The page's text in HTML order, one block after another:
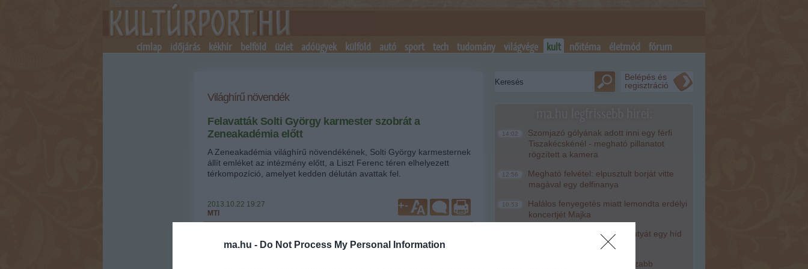
ma.hu - Do Not Process My Personal Information
címlap időjárás kékhír belföld üzlet adóügyek külföld autó sport tech tudomány világvége kult nőitéma életmód fórum
Világhírű növendék
Felavatták Solti György karmester szobrát a
Zeneakadémia előtt
A Zeneakadémia világhírű növendékének, Solti György karmesternek
állít emléket az intézmény előtt, a Liszt Ferenc téren elhelyezett
térkompozíció, amelyet kedden délután avattak fel.
2013.10.22 19:27
MTI
+-
Belépés és
regisztráció
ma.hu legfrissebb hírei:
14:02
Szomjazó gólyának adott inni egy férfi
Tiszakécskénél - megható pillanatot
rögzített a kamera
12:56
Megható felvétel: elpusztult borját vitte
magával egy delfinanya
10:53
Halálos fenyegetés miatt lemondta erdélyi
koncertjét Majka
Pórázra kötve hagytak egy kutyát egy híd
Védelmi Munkacsoport: hosszabb